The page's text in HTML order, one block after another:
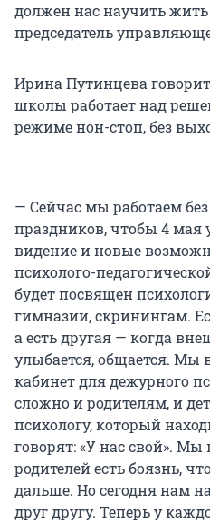
должен нас научить
председатель
Ирина Путинцева
школы работает над
режиме нон-стоп, без
— Сейчас мы работаем
праздников, чтобы 4 мая
видение и новые
психолого-
будет посвящен
гимназии, скринингам.
а есть другая — когда
улыбается, общается.
кабинет для дежурного
сложно и родителям, и
психологу, который
говорят: «У нас свой».
родителей есть боязнь,
дальше. Но сегодня нам
друг другу. Теперь у